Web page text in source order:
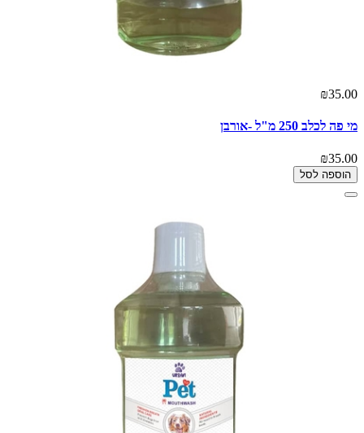
₪35.00
מי פה לכלב 250 מ"ל -אורבן
₪35.00
הוספה לסל